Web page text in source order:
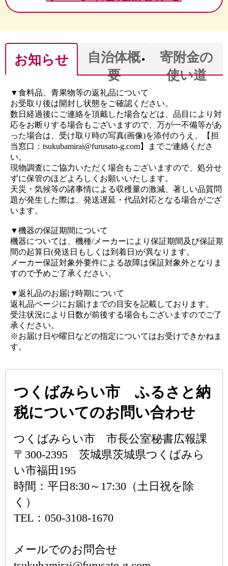
活応援 日用品 美容機
器 必要なもの 便利 お
NT]
お知らせ
▼食料品、青果物等の返礼品について
お受取り後は開封し状態をご確認ください。
数日経過後にご連絡を頂戴した場合などは、品目により対
応をお断りする場合もございますので、万が一不備等があ
った場合は、受け取り時の写真(画像)を添付のうえ、【担
当窓口：tsukubamirai@furusato-g.com】までご連絡くださ
い。
現物調査にご協力いただく場合もございますので、処分せ
ずに保管のほどよろしくお願いいたします。
天災・気候等の諸事情による収穫量の激減、著しい品質問
題が発生した際は、発送遅延・代品対応となる場合がござ
います。
▼機器の保証期間について
機器については、機種/メーカーにより保証期間及び保証期
間の起算日(発送日もしくは到着日)が異なります。
メーカー保証対象外要件による故障は保証対象外となりま
すので予めご了承ください。
▼返礼品のお届け時期について
返礼品ページにお届けまでの目安を記載しております。
受注状況により日数が前後する場合もございますのでご了
承ください。
※お届け日や曜日などの指定についてはお受けできかねま
す。
自治体概
要
寄附金の
使い道
つくばみらい市 ふるさと納
税についてのお問い合わせ
つくばみらい市 市長公室秘書広報課
〒300-2395 茨城県茨城県つくばみら
い市福田195
時間：平日8:30～17:30（土日祝を除
く）
TEL：050-3108-1670
メールでのお問合せ